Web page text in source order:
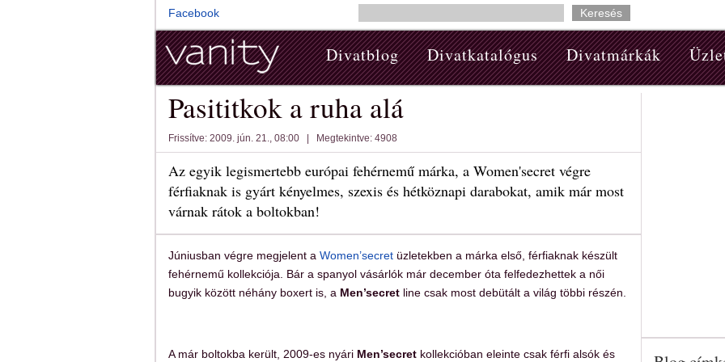
Facebook
Divatblog Divatkatalógus Divatmárkák
Pasititkok a ruha alá
Frissítve: 2009. jún. 21., 08:00 Megtekintve: 4908
Az egyik legismertebb európai fehérnemű márka, a Women'secret végre
férfiaknak is gyárt kényelmes, szexis és hétköznapi darabokat, amik már most
várnak rátok a boltokban!
Júniusban végre megjelent a Women’secretüzletekben a márka első, férfiaknak készült
fehérnemű kollekciója. Bár a spanyol vásárlók már december óta felfedezhettek a női
bugyik között néhány boxert is, a Men’secretline csak most debütált a világ többi részén.
A már boltokba került, 2009-es nyári Men’secretkollekcióban eleinte csak férfi alsók és